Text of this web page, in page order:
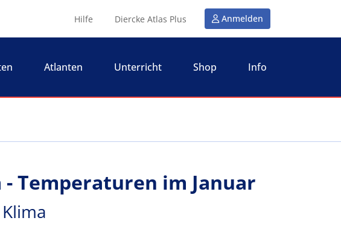
Hilfe Diercke Atlas Plus Anmelden
Atlanten Unterricht Shop Info
Temperaturen im Januar